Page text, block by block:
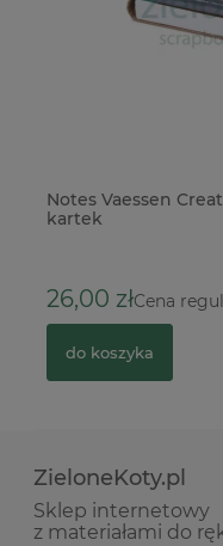
Notes Vaessen
kartek
26,00 złCena
do koszyka
ZieloneKoty.pl
Sklep internetowy
z materiałami do